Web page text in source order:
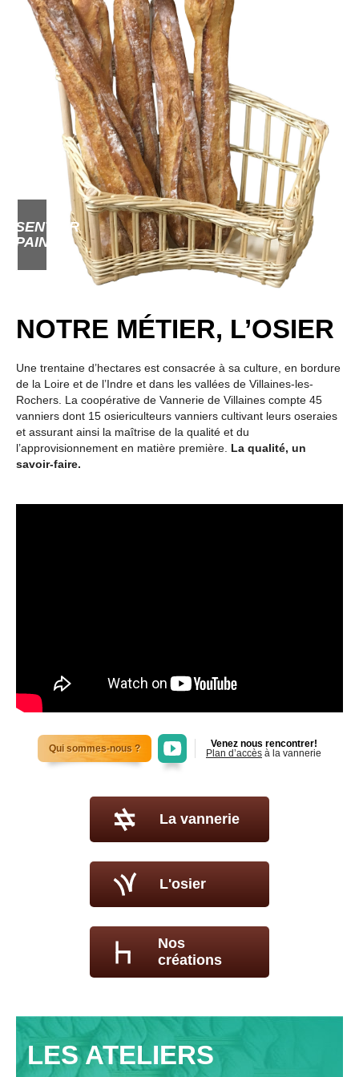
PAIN
NOTRE MÉTIER, L’OSIER
Une trentaine d’hectares est consacrée à sa culture, en bordure
de la Loire et de l’Indre et dans les vallées de Villaines-les-
Rochers. La coopérative de Vannerie de Villaines compte 45
vanniers dont 15 osiericulteurs vanniers cultivant leurs oseraies
et assurant ainsi la maîtrise de la qualité et du
l’approvisionnement en matière première. La qualité, un
savoir-faire.
Qui sommes-nous ?
Venez nous rencontrer!
Plan d’accès à la vannerie
La vannerie
L'osier
Nos
créations
LES ATELIERS